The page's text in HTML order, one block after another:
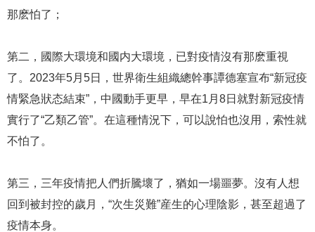
那麽怕了；
第二，國際大環境和國内大環境，已對疫情沒有那麽重視
了。2023年5月5日，世界衛生組織總幹事譚德塞宣布“新冠疫
情緊急狀态結束”，中國動手更早，早在1月8日就對新冠疫情
實行了“乙類乙管”。在這種情況下，可以說怕也沒用，索性就
不怕了。
第三，三年疫情把人們折騰壞了，猶如一場噩夢。沒有人想
回到被封控的歲月，“次生災難”産生的心理陰影，甚至超過了
疫情本身。